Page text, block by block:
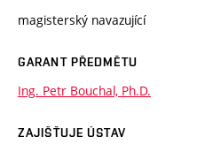
magisterský navazující
GARANT PŘEDMĚTU
Ing. Petr Bouchal, Ph.D.
ZAJIŠŤUJE ÚSTAV